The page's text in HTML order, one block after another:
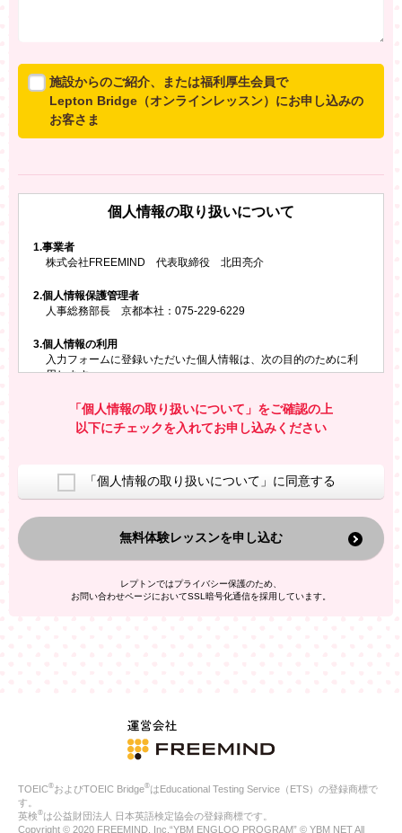
施設からのご紹介、または福利厚生会員で
Lepton Bridge（オンラインレッスン）にお申し込みの
お客さま
いいたします。
※ご兄弟姉妹など複数でお申し込みの場合、お一人ず
所属施設名・会員番号またはクーポンコード
所属施設名
会員番号またはクーポンコード
個人情報の取り扱いについて
1.事業者
株式会社FREEMIND 代表取締役 北田亮介
2.個人情報保護管理者
人事総務部長 京都本社：075-229-6229
3.個人情報の利用
入力フォームに登録いただいた個人情報は、次の目的のために利
用します。
お問い合わせにお答えするため
レプトンのキャンペーンや新商品（新サービス）、新規開講教
室等をご案内するため
換した上で、広告・宣伝・販売促進活動に役立てること
上記の利用目的のために第三者へ提供すること
なお、この利用目的を超えた個人情報の取扱いは行いません。ま
た、これ以外の目的で個人情報を利用することはありません。
人情報を、本人が特定されないデータに不可逆変換した上で第三
者広告配信事業者においてマッチングを行い、その結果に基づい
ご本人の同意がある場合
法令に基づく場合
人の生命、身体または財産の保護のために必要がある場合であ
公衆衛生の向上または児童の健全な育成の推進のために特に必
合
「個人情報の取り扱いについて」をご確認の上
以下にチェックを入れてお申し込みください
「個人情報の取り扱いについて」に同意する
無料体験レッスンを申し込む
レプトンではプライバシー保護のため、
お問い合わせページにおいてSSL暗号化通信を採用しています。
TOEIC®およびTOEIC Bridge®はEducational Testing Service（ETS）の登録商標で
す。
英検®は公益財団法人 日本英語検定協会の登録商標です。
Copyright © 2020 FREEMIND, Inc.“YBM ENGLOO PROGRAM” © YBM NET All